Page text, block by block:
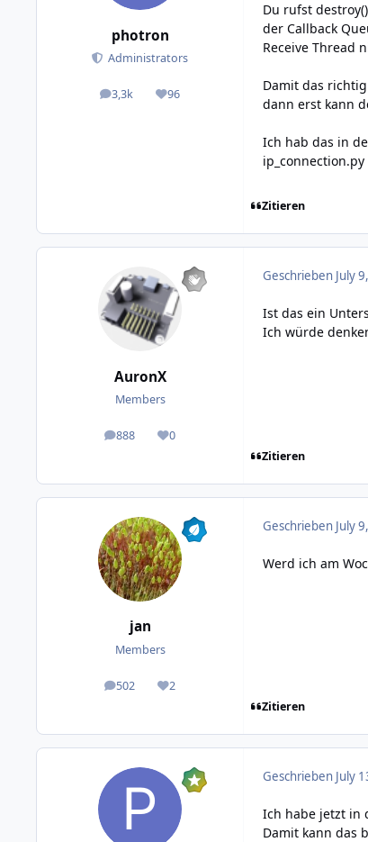
photron
Administrators
3,3k
posts 96
Reputation
Du rufst
der Callback
Receive Thread
Damit das
dann erst kann
Ich hab das in
ip_connection.py
Zitieren
AuronX
Members
888
posts 0
Reputation
Geschrieben July
Ist das ein
Ich würde
Zitieren
jan
Members
502
posts 2
Reputation
Geschrieben July
Werd ich am
Zitieren
Geschrieben July
Ich habe jetzt in
Damit kann das